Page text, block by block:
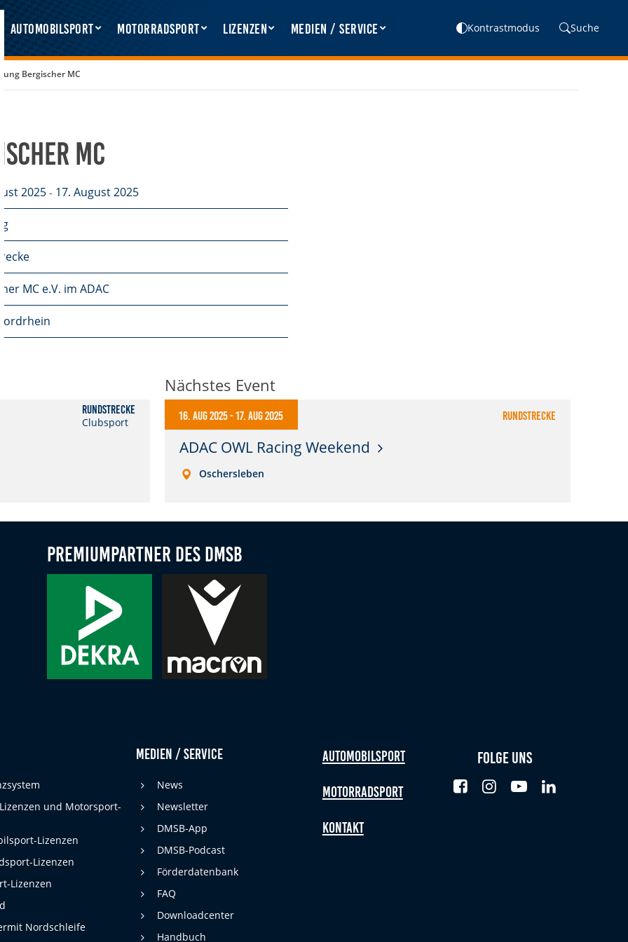
Automobilsport Motorradsport Lizenzen Medien / Service Kontrastmodus Suche
Bergischer MC
MC
2025- 17. August 2025
MC e.V. im ADAC
Rundstrecke
Clubsport
Nächstes Event
16. Aug 2025-17. Aug 2025 Rundstrecke
ADAC OWL Racing Weekend
Oschersleben
Premiumpartner des DMSB
und Motorsport-
Lizenzen
Lizenzen
Lizenzen
Nordschleife
Medien / Service
News
Newsletter
DMSB-App
DMSB-Podcast
Förderdatenbank
FAQ
Downloadcenter
Handbuch
Automobilsport
Motorradsport
Kontakt
Folge uns